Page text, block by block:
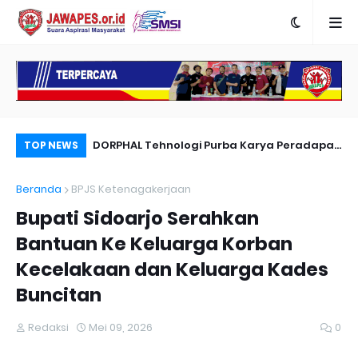
TOP NEWS
Anies
DORPHAL Tehnologi Purba Karya Peradapan
Beranda
BPJS Ketenagakerjaan
Bupati Sidoarjo Serahkan
Bantuan Ke Keluarga Korban
Kecelakaan dan Keluarga Kades
Buncitan
Redaksi Mei 09, 2026 0